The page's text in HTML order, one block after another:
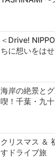
＜Drive!
ちに想いをは
海岸の絶景と
喫！千葉・九
クリスマス ＆
すドライブ旅